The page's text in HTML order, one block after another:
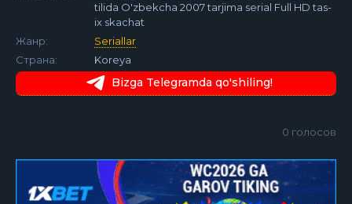
tilida O'zbekcha 2007 tarjima serial Full HD tas-
ix skachat
Жанр:
Seriallar
Страна:
Koreya
Bizga Telegramda qo'shiling!
0 голосов